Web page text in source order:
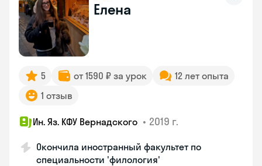
Елена
5 от 1590 ₽ за урок
12 лет опыта
1 отзыв
Ин. Яз. КФУ Вернадского • 2019 г.
Окончила иностранный факультет по
специальности 'филология'